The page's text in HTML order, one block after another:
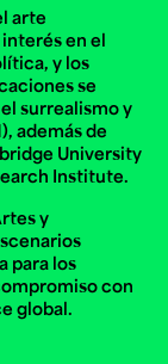
arte
en el
y los
se
surrealismo y
además de
University
Institute.
y
para los
con
global.